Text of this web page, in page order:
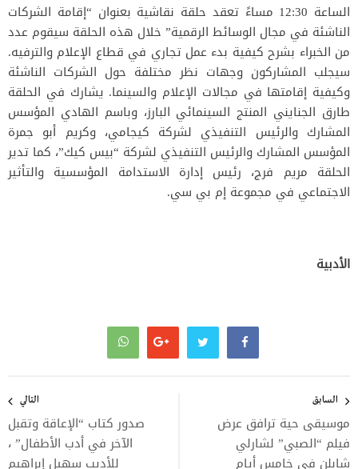
الساعة 12:30 مساءً تعقد حلقة نقاشية بعنوان “إقامة الشركات
الناشئة في مجال الوسائط الرقمية” خلال هذه الحلقة سيقوم عدد
من الخبراء بشرح كيفية بدء عمل تجاري في قطاع الإعلام والترفيه.
سيجلب المشاركون وجهات نظر مختلفة حول الشركات الناشئة
وكيفية إقامتها في مجالات الإعلام والسينما. يشارك في الحلقة
طارق الجنايني المنتج السينمائي البارز، وباسم الهادي المؤسس
المشارك والرئيس التنفيذي لشركة كيجامي، وكريم أبو جمرة
المؤسس المشارك والرئيس التنفيذي لشركة “بيس كيك”، كما تدير
الحلقة مريم فرج، رئيس إدارة الاستدامة المؤسسية والتأثير
الاجتماعي في مجموعة إم بي سي.
الأدبية
المقالات
السابق
موسيقى حية ترافق عرض
فيلم “الصبي” لشارلي
شابلن في خامس أيام
التالي
صدور كتاب “الإعاقة وتقبل
الآخر في أدب الأطفال” ،
للأديب سهيل إبراهيم